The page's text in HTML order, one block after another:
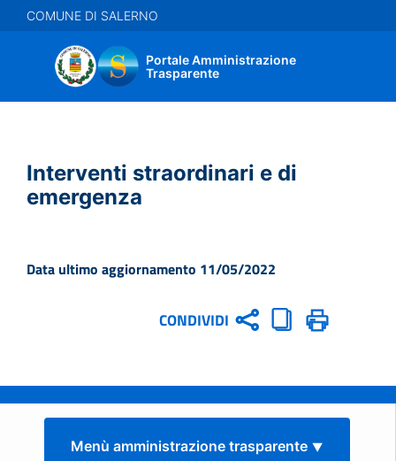
Salta
al
COMUNE DI SALERNO
Portale Amministrazione
Trasparente
Interventi straordinari e di
emergenza
Data ultimo aggiornamento 11/05/2022
CONDIVIDI
Menù amministrazione trasparente ⯆